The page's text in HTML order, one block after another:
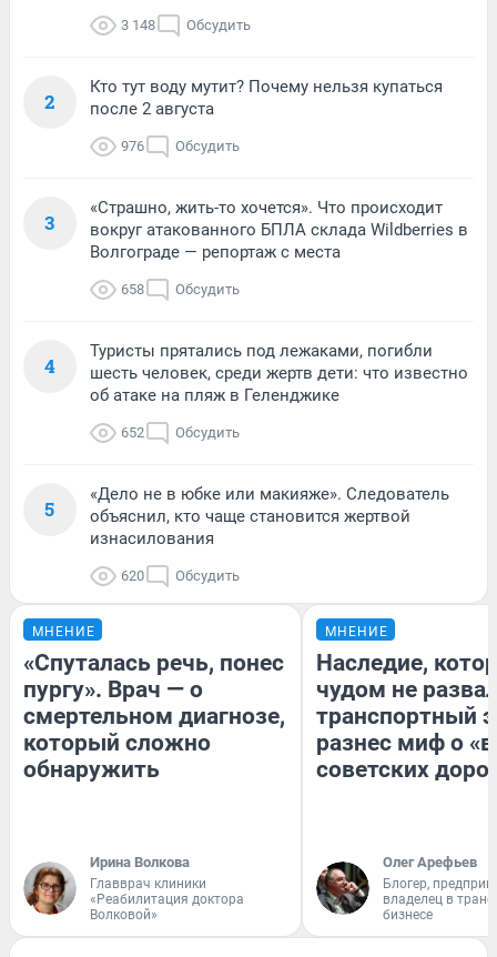
3 148 Обсудить
2
Кто тут воду мутит? Почему нельзя купаться
после 2 августа
976 Обсудить
3
«Страшно, жить-то хочется». Что происходит
вокруг атакованного БПЛА склада Wildberries в
Волгограде — репортаж с места
658 Обсудить
4
Туристы прятались под лежаками, погибли
шесть человек, среди жертв дети: что известно
об атаке на пляж в Геленджике
652 Обсудить
5
«Дело не в юбке или макияже». Следователь
объяснил, кто чаще становится жертвой
изнасилования
620 Обсудить
МНЕНИЕ
«Спуталась речь, понес
пургу». Врач — о
смертельном диагнозе,
который сложно
обнаружить
Ирина Волкова
Главврач клиники
«Реабилитация доктора
Волковой»
МНЕНИЕ
Наследие,
чудом не
транспортный
разнес миф о
советских
Олег Арефьев
Блогер,
владелец в
бизнесе